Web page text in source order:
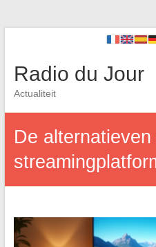
Radio du Jour
Actualiteit
De